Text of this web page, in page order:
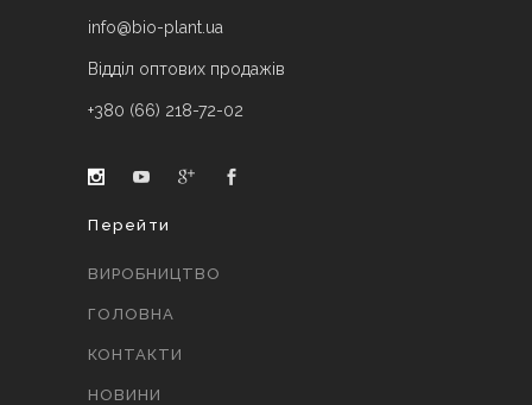
info@bio-plant.ua
Відділ оптових продажів
+380 (66) 218-72-02
Перейти
ВИРОБНИЦТВО
ГОЛОВНА
КОНТАКТИ
НОВИНИ